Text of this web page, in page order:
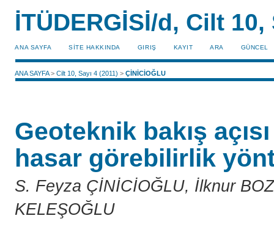
İTÜDERGİSİ/d, Cilt 10,
ANA SAYFA SİTE HAKKINDA GIRIŞ KAYIT ARA GÜNCEL
ANA SAYFA>Cilt 10, Sayı 4 (2011) >ÇİNİCİOĞLU
Geoteknik bakış
hasar görebilirlik
S. Feyza ÇİNİCİOĞLU, İlknur
KELEŞOĞLU